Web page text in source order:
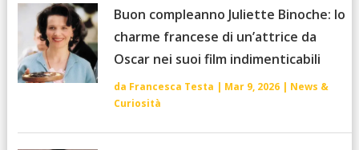
Buon compleanno Juliette Binoche: lo
charme francese di un’attrice da
Oscar nei suoi film indimenticabili
da Francesca Testa | Mar 9, 2026| News &
Curiosità